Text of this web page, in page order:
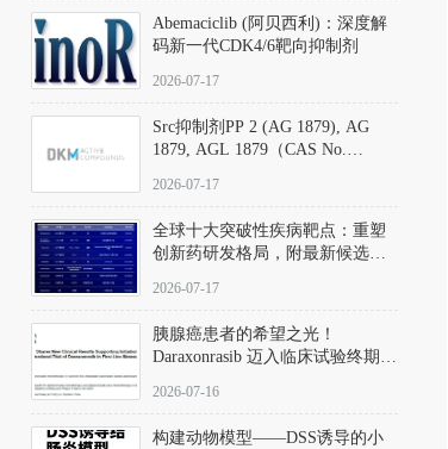
过精准嵌入激酶的ATP结合位点
发挥抑制作用，对ROCK1和
ROCK2的解离常数（Ki）分别为
140 nM和300 nM；在众多丝氨酸/
中，其靶向ROCK的选择性超过
200倍，凸显出优异的分子特异
Abemaciclib (阿贝西利)：深度解
码新一代CDK4/6靶向抑制剂
2026-07-17
Src抑制剂PP 2 (AG 1879), AG
1879, AGL 1879（CAS No.
应用指南
2026-07-17
全球十大突破性疾病靶点：重塑
创新药研发格局，附最新候选分
2026-07-17
胰腺癌患者的希望之光！
Daraxonrasib 迈入临床试验终期阶
2026-07-16
构建动物模型——DSS诱导的小